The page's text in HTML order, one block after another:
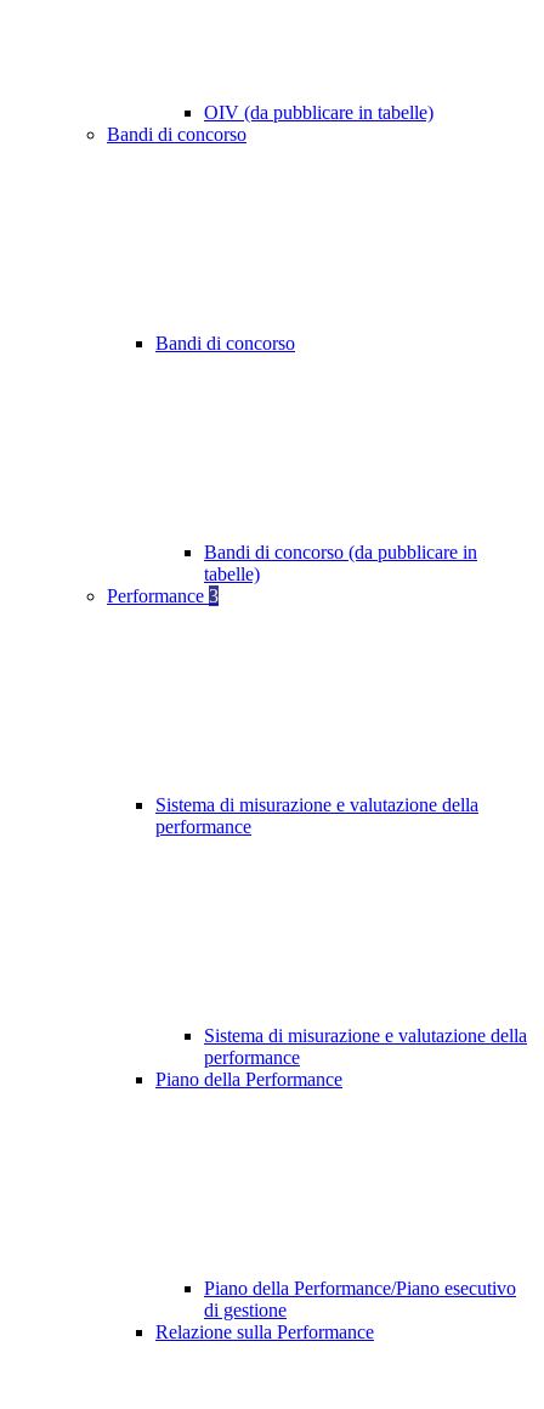
OIV (da pubblicare in tabelle)
Bandi di concorso
Bandi di concorso
Bandi di concorso (da pubblicare in
tabelle)
Performance 3
Sistema di misurazione e valutazione della
performance
Sistema di misurazione e valutazione della
performance
Piano della Performance
Piano della Performance/Piano esecutivo
di gestione
Relazione sulla Performance